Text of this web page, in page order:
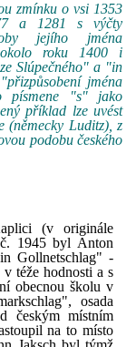
zmínku o vsi 1353
a 1281 s výčty
jejího jména
okolo roku 1400 i
Slúpečného" a "in
jména
písmene "s" jako
příklad lze uvést
(německy Luditz), z
podobu českého
(v originále
1945 byl Anton
Gollnetschlag" -
téže hodnosti a s
obecnou školu v
osada
českým místním
na to místo